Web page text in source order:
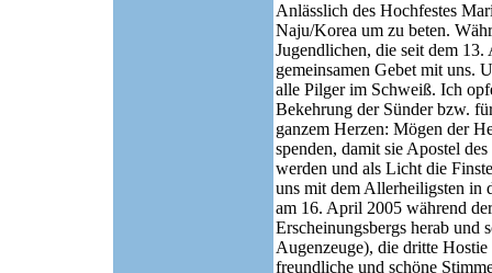
Anlässlich des Hochfestes
Naju/Korea um zu beten.
Jugendlichen, die seit dem 13.
gemeinsamen Gebet mit uns.
alle Pilger im Schweiß. Ich
Bekehrung der Sünder bzw.
ganzem Herzen: Mögen der
spenden, damit sie Apostel
werden und als Licht die
uns mit dem Allerheiligsten in
am 16. April 2005 während
Erscheinungsbergs herab
Augenzeuge), die dritte
freundliche und schöne